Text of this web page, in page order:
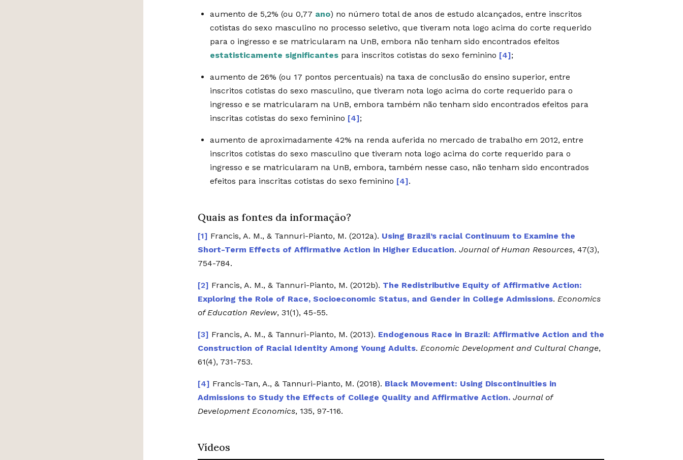
aumento de 5,2% (ou 0,77 ano) no número total de anos de estudo alcançados, entre inscritos
cotistas do sexo masculino no processo seletivo, que tiveram nota logo acima do corte requerido
para o ingresso e se matricularam na UnB, embora não tenham sido encontrados efeitos
estatisticamente significantes para inscritos cotistas do sexo feminino [4];
aumento de 26% (ou 17 pontos percentuais) na taxa de conclusão do ensino superior, entre
inscritos cotistas do sexo masculino, que tiveram nota logo acima do corte requerido para o
ingresso e se matricularam na UnB, embora também não tenham sido encontrados efeitos para
inscritas cotistas do sexo feminino [4];
aumento de aproximadamente 42% na renda auferida no mercado de trabalho em 2012, entre
inscritos cotistas do sexo masculino que tiveram nota logo acima do corte requerido para o
ingresso e se matricularam na UnB, embora, também nesse caso, não tenham sido encontrados
efeitos para inscritas cotistas do sexo feminino [4].
Quais as fontes da informação?
Francis, A. M., & Tannuri-Pianto, M. (2012a). Using Brazil’s racial Continuum to Examine the
Short-Term Effects of Affirmative Action in Higher Education.Journal of Human Resources, 47(3),
754-784.
Francis, A. M., & Tannuri-Pianto, M. (2012b). The Redistributive Equity of Affirmative Action:
Exploring the Role of Race, Socioeconomic Status, and Gender in College Admissions.Economics
of Education Review, 31(1), 45-55.
Francis, A. M., & Tannuri-Pianto, M. (2013). Endogenous Race in Brazil: Affirmative Action and the
Construction of Racial Identity Among Young Adults.Economic Development and Cultural Change,
61(4), 731-753.
Francis-Tan, A., & Tannuri-Pianto, M. (2018). Black Movement: Using Discontinuities in
Admissions to Study the Effects of College Quality and Affirmative Action. Journal of
Development Economics, 135, 97-116.
Vídeos